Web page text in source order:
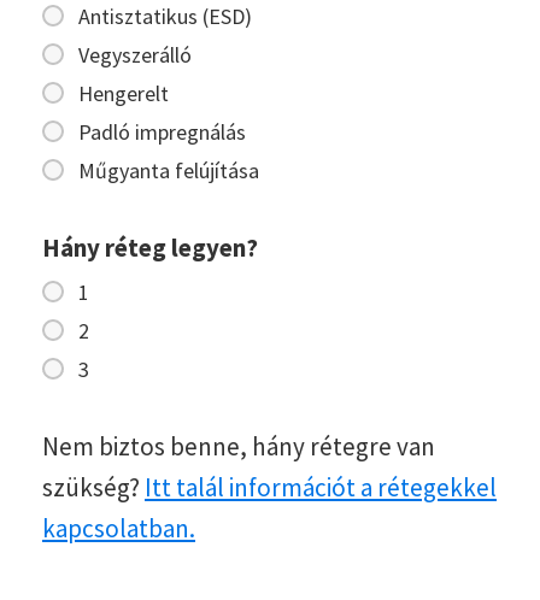
Antisztatikus (ESD)
Vegyszerálló
Hengerelt
Padló impregnálás
Műgyanta felújítása
Hány réteg legyen?
1
2
3
Nem biztos benne, hány rétegre van
szükség? Itt talál információt a rétegekkel
kapcsolatban.